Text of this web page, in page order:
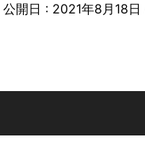
公開日 : 2021年8月18日